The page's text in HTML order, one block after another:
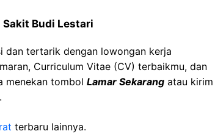
Sakit Budi Lestari
dan tertarik dengan lowongan kerja
Curriculum Vitae (CV) terbaikmu, dan
menekan tombol Lamar Sekarang atau kirim
terbaru lainnya.